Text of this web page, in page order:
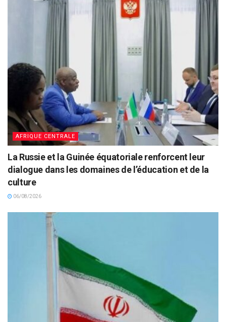
AFRIQUE CENTRALE
La Russie et la Guinée équatoriale renforcent leur
dialogue dans les domaines de l’éducation et de la
culture
06/08/2026